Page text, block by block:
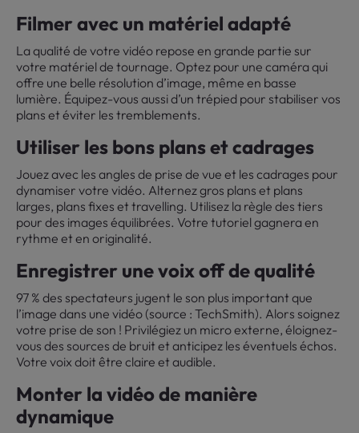
Filmer avec un matériel adapté
La qualité de votre vidéo repose en grande partie sur
votre matériel de tournage. Optez pour une caméra qui
offre une belle résolution d’image, même en basse
lumière. Équipez-vous aussi d’un trépied pour stabiliser vos
plans et éviter les tremblements.
Utiliser les bons plans et cadrages
Jouez avec les angles de prise de vue et les cadrages pour
dynamiser votre vidéo. Alternez gros plans et plans
larges, plans fixes et travelling. Utilisez la règle des tiers
pour des images équilibrées. Votre tutoriel gagnera en
rythme et en originalité.
Enregistrer une voix off de qualité
97 % des spectateurs jugent le son plus important que
l’image dans une vidéo (source : TechSmith). Alors soignez
votre prise de son ! Privilégiez un micro externe, éloignez-
vous des sources de bruit et anticipez les éventuels échos.
Votre voix doit être claire et audible.
Monter la vidéo de manière
dynamique